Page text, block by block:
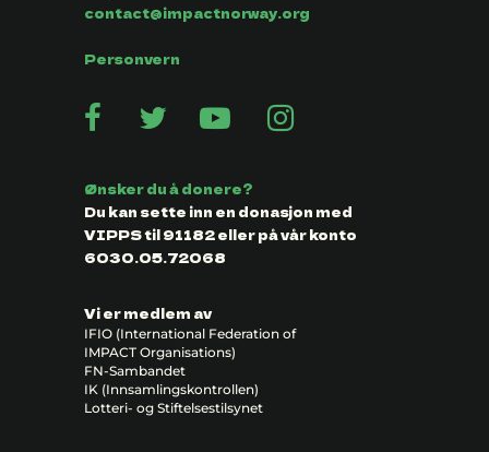
contact@impactnorway.org
Personvern
Ønsker du å donere?
Du kan sette inn en donasjon med
VIPPS til 91182 eller på vår konto
6030.05.72068
Vi er medlem av
IFIO (International Federation of
IMPACT Organisations)
FN-Sambandet
IK (Innsamlingskontrollen)
Lotteri- og Stiftelsestilsynet